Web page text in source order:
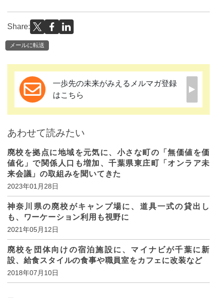
Share:
メールに転送
一歩先の未来がみえるメルマガ登録
はこちら
あわせて読みたい
廃校を拠点に地域を元気に、小さな町の「無価値を価
値化」で関係人口も増加、千葉県東庄町「オンラア未
来会議」の取組みを聞いてきた
2023年01月28日
神奈川県の廃校がキャンプ場に、道具一式の貸出し
も、ワーケーション利用も視野に
2021年05月12日
廃校を団体向けの宿泊施設に、マイナビが千葉に新
設、給食スタイルの食事や職員室をカフェに改装など
2018年07月10日